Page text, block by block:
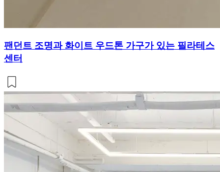
팬던트 조명과 화이트 우드톤 가구가 있는 필라테스
센터